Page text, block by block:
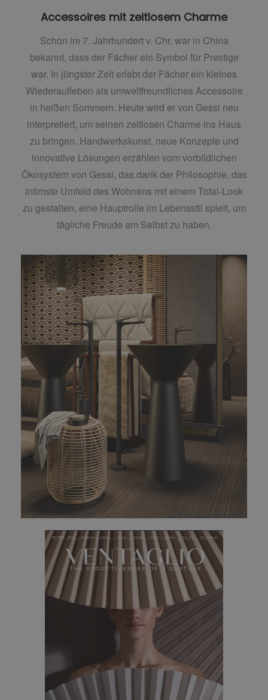
Accessoires mit zeitlosem Charme
Schon im 7. Jahrhundert v. Chr. war in China
bekannt, dass der Fächer ein Symbol für Prestige
war. In jüngster Zeit erlebt der Fächer ein kleines
Wiederaufleben als umweltfreundliches Accessoire
in heißen Sommern. Heute wird er von Gessi neu
interpretiert, um seinen zeitlosen Charme ins Haus
zu bringen. Handwerkskunst, neue Konzepte und
innovative Lösungen erzählen vom vorbildlichen
Ökosystem von Gessi, das dank der Philosophie, das
intimste Umfeld des Wohnens mit einem Total-Look
zu gestalten, eine Hauptrolle im Lebensstil spielt, um
tägliche Freude am Selbst zu haben.